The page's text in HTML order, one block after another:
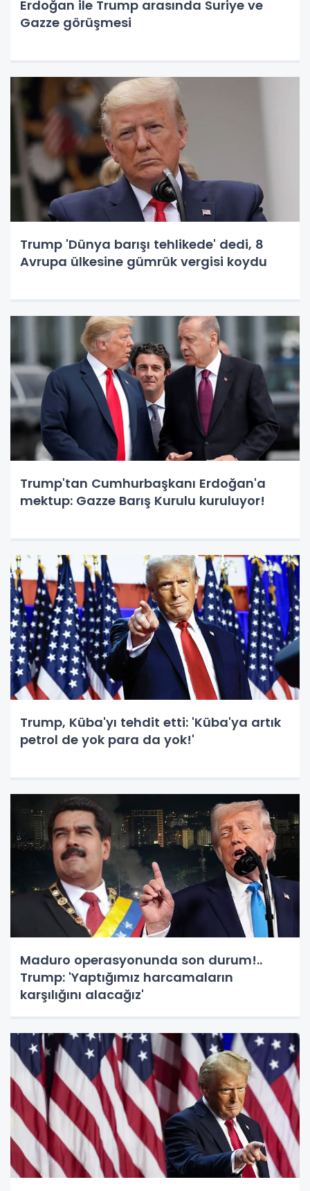
Erdoğan ile Trump arasında Suriye ve
Gazze görüşmesi
Trump 'Dünya barışı tehlikede' dedi, 8
Avrupa ülkesine gümrük vergisi koydu
Trump'tan Cumhurbaşkanı Erdoğan'a
mektup: Gazze Barış Kurulu kuruluyor!
Trump, Küba'yı tehdit etti: 'Küba'ya artık
petrol de yok para da yok!'
Maduro operasyonunda son durum!..
Trump: 'Yaptığımız harcamaların
karşılığını alacağız'